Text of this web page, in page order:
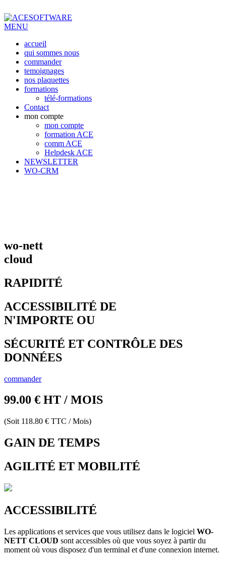
MENU
accueil
qui sommes nous
commander
temoignages
nos plaquettes
formations
télé-formations
Contact
mon compte
mon compte
formation ACE
comm ACE
Helpdesk ACE
NEWSLETTER
WO-CRM
wo-nett
cloud
RAPIDITÉ
ACCESSIBILITÉ DE
N'IMPORTE OU
SÉCURITÉ ET CONTRÔLE DES
DONNÉES
commander
99.00 € HT / MOIS
(Soit 118.80 € TTC / Mois)
GAIN DE TEMPS
AGILITÉ ET MOBILITÉ
ACCESSIBILITÉ
Les applications et services que vous utilisez dans le logiciel WO-
NETT CLOUD sont accessibles où que vous soyez à partir du
moment où vous disposez d'un terminal et d'une connexion internet.